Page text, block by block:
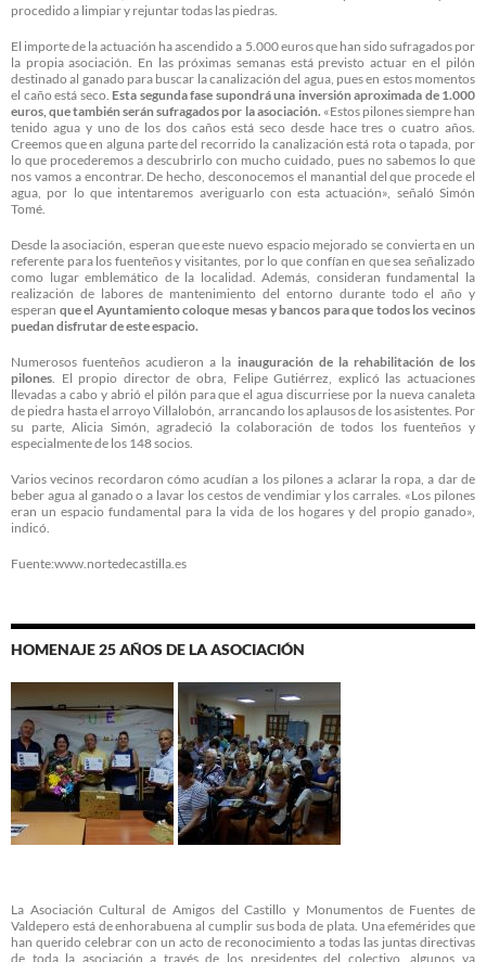
procedido a limpiar y rejuntar todas las piedras.
El importe de la actuación ha ascendido a 5.000 euros que han sido sufragados por
la propia asociación. En las próximas semanas está previsto actuar en el pilón
destinado al ganado para buscar la canalización del agua, pues en estos momentos
el caño está seco. Esta segunda fase supondrá una inversión aproximada de 1.000
euros, que también serán sufragados por la asociación. «Estos pilones siempre han
tenido agua y uno de los dos caños está seco desde hace tres o cuatro años.
Creemos que en alguna parte del recorrido la canalización está rota o tapada, por
lo que procederemos a descubrirlo con mucho cuidado, pues no sabemos lo que
nos vamos a encontrar. De hecho, desconocemos el manantial del que procede el
agua, por lo que intentaremos averiguarlo con esta actuación», señaló Simón
Tomé.
Desde la asociación, esperan que este nuevo espacio mejorado se convierta en un
referente para los fuenteños y visitantes, por lo que confían en que sea señalizado
como lugar emblemático de la localidad. Además, consideran fundamental la
realización de labores de mantenimiento del entorno durante todo el año y
esperan que el Ayuntamiento coloque mesas y bancos para que todos los vecinos
puedan disfrutar de este espacio.
Numerosos fuenteños acudieron a la inauguración de la rehabilitación de los
pilones . El propio director de obra, Felipe Gutiérrez, explicó las actuaciones
llevadas a cabo y abrió el pilón para que el agua discurriese por la nueva canaleta
de piedra hasta el arroyo Villalobón, arrancando los aplausos de los asistentes. Por
su parte, Alicia Simón, agradeció la colaboración de todos los fuenteños y
especialmente de los 148 socios.
Varios vecinos recordaron cómo acudían a los pilones a aclarar la ropa, a dar de
beber agua al ganado o a lavar los cestos de vendimiar y los carrales. «Los pilones
eran un espacio fundamental para la vida de los hogares y del propio ganado»,
indicó.
Fuente:www.nortedecastilla.es
HOMENAJE 25 AÑOS DE LA ASOCIACIÓN
La Asociación Cultural de Amigos del Castillo y Monumentos de Fuentes de
Valdepero está de enhorabuena al cumplir sus boda de plata. Una efemérides que
han querido celebrar con un acto de reconocimiento a todas las juntas directivas
de toda la asociación a través de los presidentes del colectivo, algunos ya